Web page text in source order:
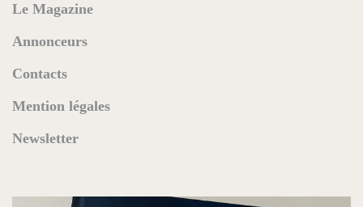
Le Magazine
Annonceurs
Contacts
Mention légales
Newsletter